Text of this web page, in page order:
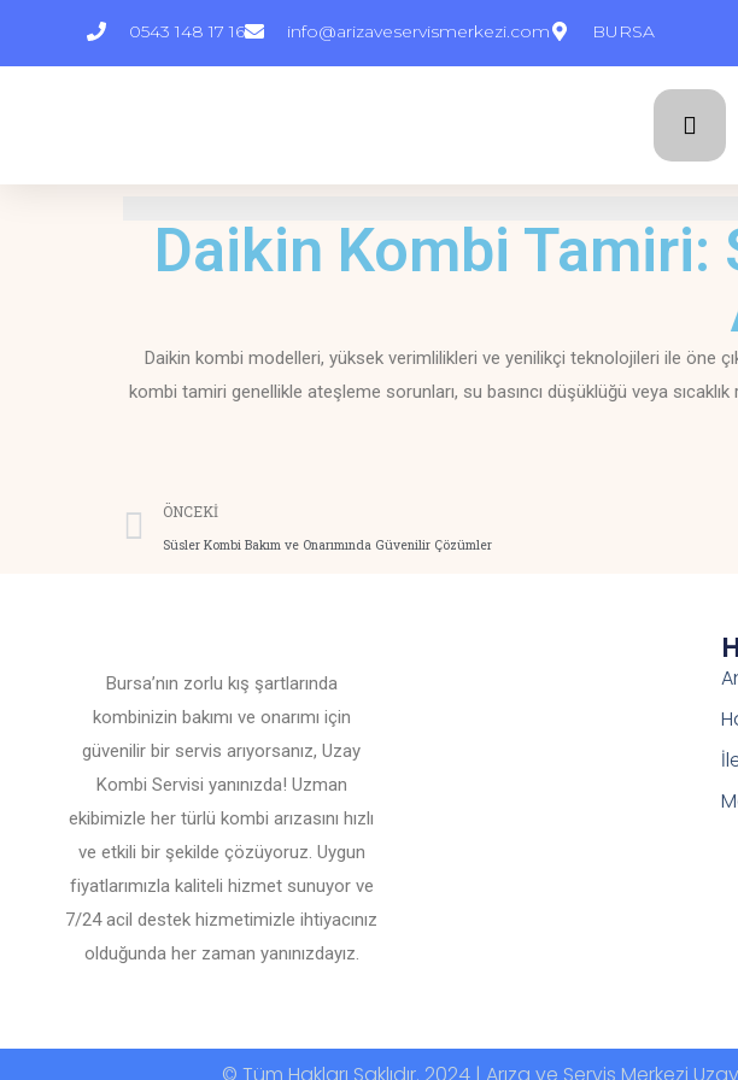
0543 148 17 16 info@arizaveservismerkezi.com BURSA
Daikin Kombi Tamiri:
Daikin kombi modelleri, yüksek verimlilikleri ve yenilikçi teknolojileri ile öne
kombi tamiri genellikle ateşleme sorunları, su basıncı düşüklüğü veya
ÖNCEKI
Süsler Kombi Bakım ve Onarımında Güvenilir Çözümler
Bursa’nın zorlu kış şartlarında
kombinizin bakımı ve onarımı için
güvenilir bir servis arıyorsanız, Uzay
Kombi Servisi yanınızda! Uzman
ekibimizle her türlü kombi arızasını hızlı
ve etkili bir şekilde çözüyoruz. Uygun
fiyatlarımızla kaliteli hizmet sunuyor ve
7/24 acil destek hizmetimizle ihtiyacınız
olduğunda her zaman yanınızdayız.